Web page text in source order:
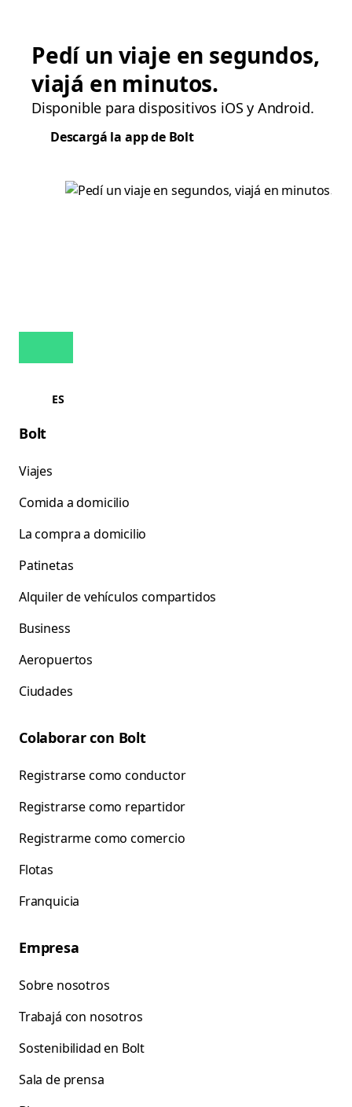
Pedí un viaje en segundos,
viajá en minutos.
Disponible para dispositivos iOS y Android.
Descargá la app de Bolt
ES
Bolt
Viajes
Comida a domicilio
La compra a domicilio
Patinetas
Alquiler de vehículos compartidos
Business
Aeropuertos
Ciudades
Colaborar con Bolt
Registrarse como conductor
Registrarse como repartidor
Registrarme como comercio
Flotas
Franquicia
Empresa
Sobre nosotros
Trabajá con nosotros
Sostenibilidad en Bolt
Sala de prensa